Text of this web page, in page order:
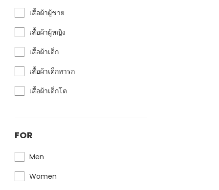
เสื้อผ้าผู้ชาย
เสื้อผ้าผู้หญิง
เสื้อผ้าเด็ก
เสื้อผ้าเด็กทารก
เสื้อผ้าเด็กโต
FOR
Men
Women